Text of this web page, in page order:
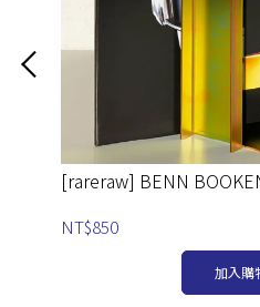
[rareraw] BENN
NT$850
加入購